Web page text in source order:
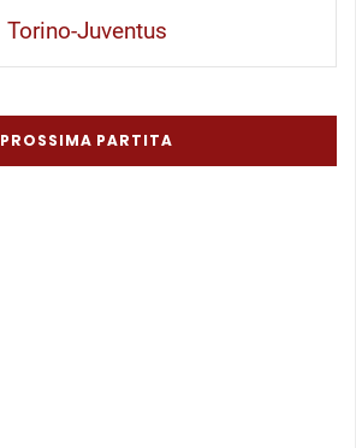
Torino-Juventus
PROSSIMA PARTITA